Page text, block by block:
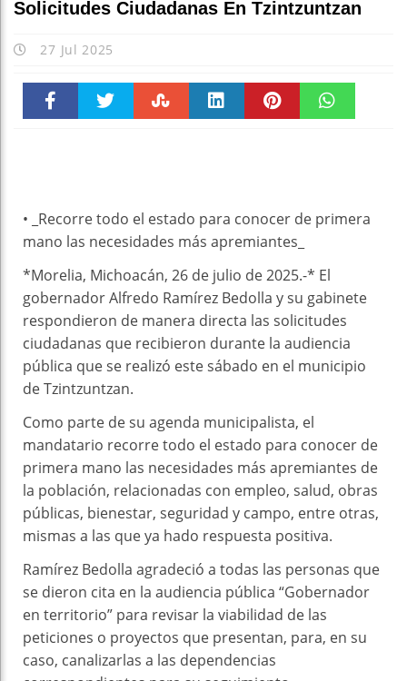
Solicitudes Ciudadanas En Tzintzuntzan
27 Jul 2025
• _Recorre todo el estado para conocer de primera
mano las necesidades más apremiantes_
*Morelia, Michoacán, 26 de julio de 2025.-* El
gobernador Alfredo Ramírez Bedolla y su gabinete
respondieron de manera directa las solicitudes
ciudadanas que recibieron durante la audiencia
pública que se realizó este sábado en el municipio
de Tzintzuntzan.
Como parte de su agenda municipalista, el
mandatario recorre todo el estado para conocer de
primera mano las necesidades más apremiantes de
la población, relacionadas con empleo, salud, obras
públicas, bienestar, seguridad y campo, entre otras,
mismas a las que ya hado respuesta positiva.
Ramírez Bedolla agradeció a todas las personas que
se dieron cita en la audiencia pública “Gobernador
en territorio” para revisar la viabilidad de las
peticiones o proyectos que presentan, para, en su
caso, canalizarlas a las dependencias